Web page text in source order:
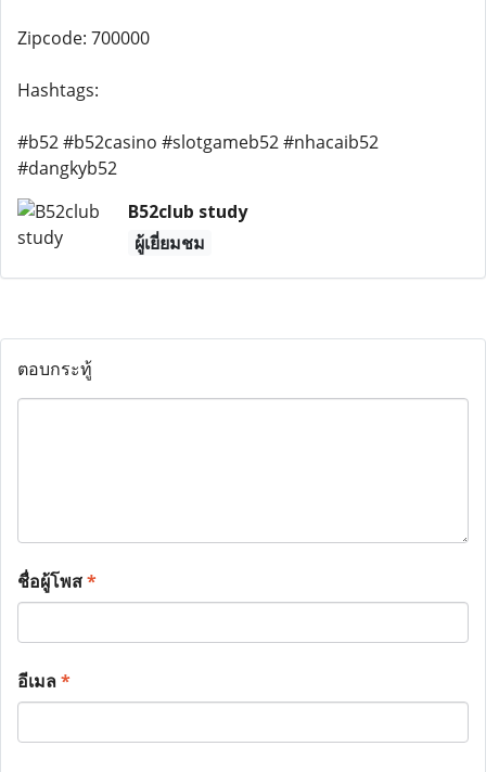
Zipcode: 700000
Hashtags:
#b52 #b52casino #slotgameb52 #nhacaib52
#dangkyb52
B52club study
ผู้เยี่ยมชม
ตอบกระทู้
ชื่อผู้โพส*
อีเมล*